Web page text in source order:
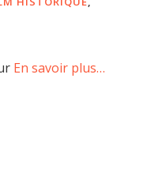
En savoir plus…